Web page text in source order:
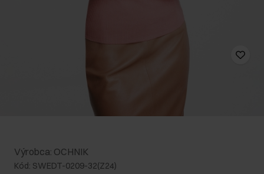
Výrobca: OCHNIK
Kód: SWEDT-0209-32(Z24)